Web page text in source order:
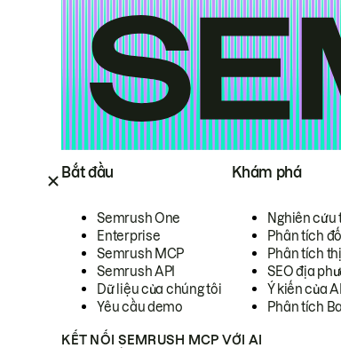
Bắt đầu
Semrush One
Enterprise
Semrush MCP
Semrush API
Dữ liệu của chúng tôi
Yêu cầu demo
Khám phá
Nghiên cứu
Phân tích
Phân tích
SEO địa
Ý kiến của
Phân tích
KẾT NỐI SEMRUSH MCP VỚI AI